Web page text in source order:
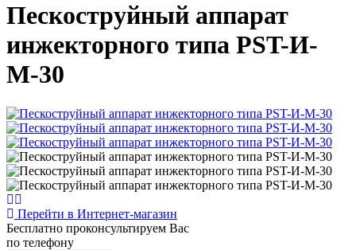
Пескоструйный аппарат
инжекторного типа PST-И-
М-30
Перейти в Интернет-магазин
Бесплатно проконсультируем Вас
по телефону